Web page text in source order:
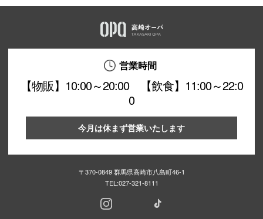
営業時間
【物販】10:00～20:00 【飲食】11:00～22:0
0
今月は休まず営業いたします
〒370-0849 群馬県高崎市八島町46-1
TEL:027-321-8111